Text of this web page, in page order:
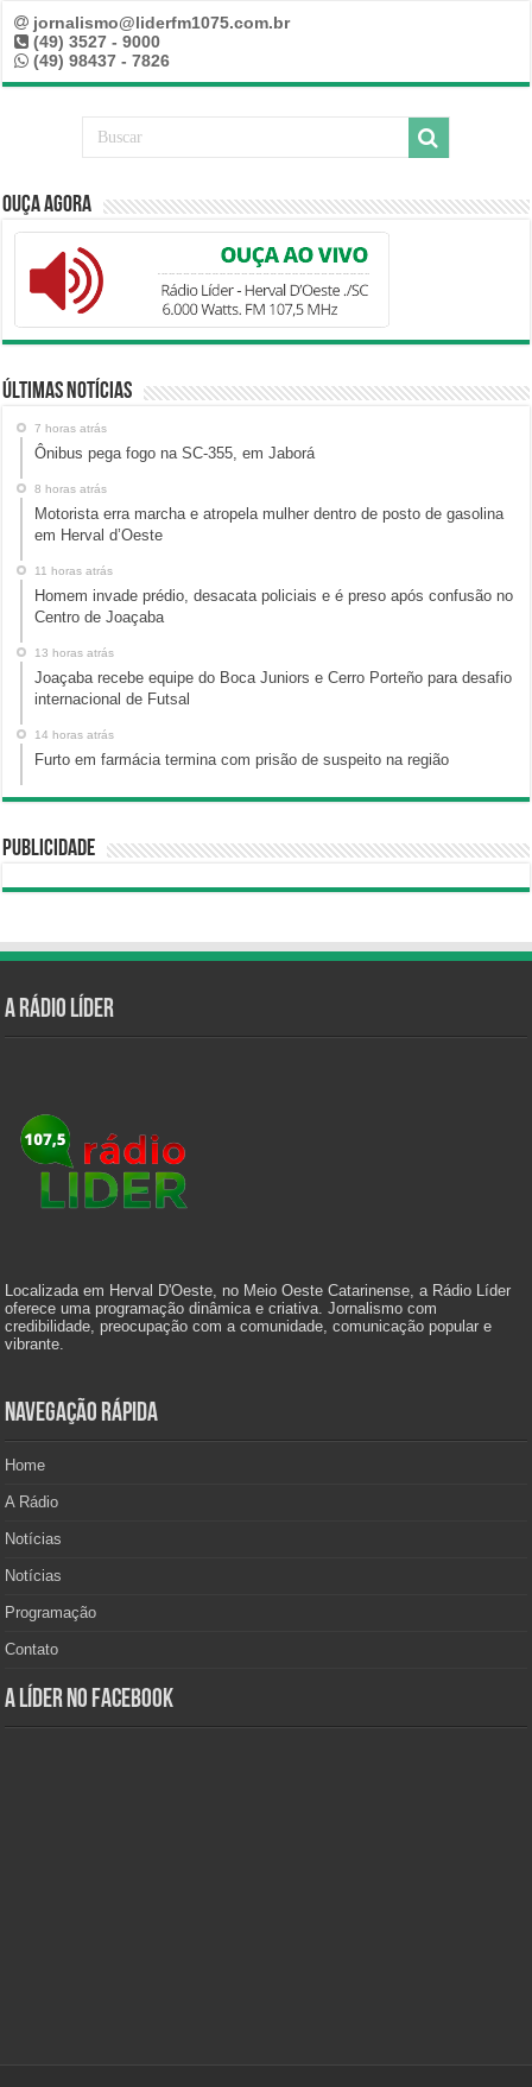
jornalismo@liderfm1075.com.br
(49) 3527 - 9000
(49) 98437 - 7826
Ouça Agora
Últimas Notícias
7 horas atrás
Ônibus pega fogo na SC-355, em Jaborá
8 horas atrás
Motorista erra marcha e atropela mulher dentro de posto de gasolina
em Herval d’Oeste
11 horas atrás
Homem invade prédio, desacata policiais e é preso após confusão no
Centro de Joaçaba
13 horas atrás
Joaçaba recebe equipe do Boca Juniors e Cerro Porteño para desafio
internacional de Futsal
14 horas atrás
Furto em farmácia termina com prisão de suspeito na região
Publicidade
A Rádio Líder
Localizada em Herval D'Oeste, no Meio Oeste Catarinense, a Rádio Líder
oferece uma programação dinâmica e criativa. Jornalismo com
credibilidade, preocupação com a comunidade, comunicação popular e
vibrante.
Navegação Rápida
Home
A Rádio
Notícias
Notícias
Programação
Contato
A Líder no Facebook